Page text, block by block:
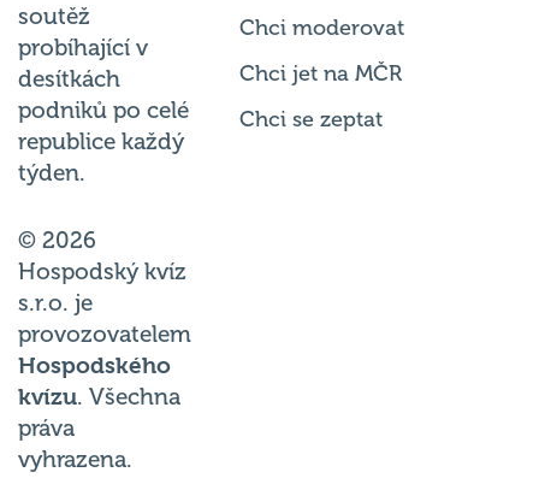
soutěž
probíhající v
desítkách
podniků po celé
republice každý
týden.
© 2026
Hospodský kvíz
s.r.o. je
provozovatelem
Hospodského
kvízu. Všechna
práva
vyhrazena.
Chci moderovat
Chci jet na MČR
Chci se zeptat